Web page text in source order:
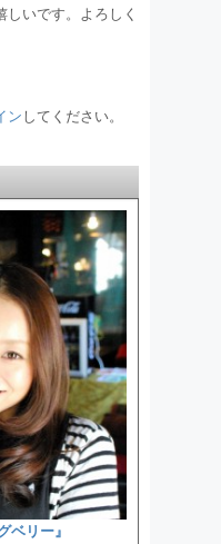
いです。よろしく
ンしてください。
ベリー』